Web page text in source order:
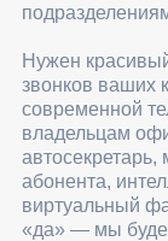
Нужен
звонков ваших
современной
владельцам
абонента,
виртуальный
«да» — мы